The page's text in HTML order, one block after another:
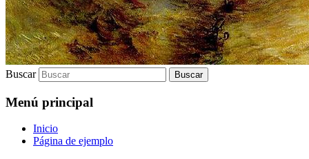
Buscar
Menú principal
Inicio
Página de ejemplo